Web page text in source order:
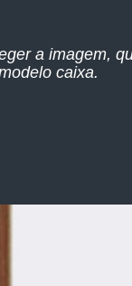
a imagem,
caixa.